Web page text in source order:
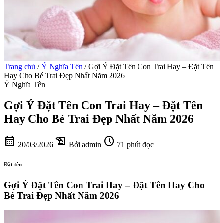
Trang chủ / Ý Nghĩa Tên / Gợi Ý Đặt Tên Con Trai Hay – Đặt Tên
Hay Cho Bé Trai Đẹp Nhất Năm 2026
Ý Nghĩa Tên
Gợi Ý Đặt Tên Con Trai Hay – Đặt Tên
Hay Cho Bé Trai Đẹp Nhất Năm 2026
calendar_month 20/03/2026 history_edu Bởi admin schedule 71 phút đọc
Đặt tên
Gợi Ý Đặt Tên Con Trai Hay – Đặt Tên Hay Cho
Bé Trai Đẹp Nhất Năm 2026